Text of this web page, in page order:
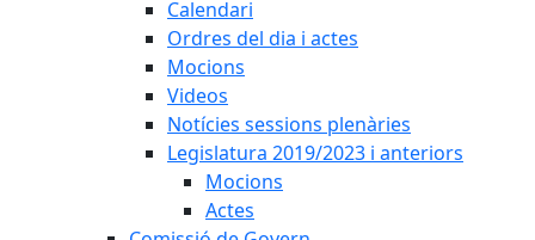
Calendari
Ordres del dia i actes
Mocions
Videos
Notícies sessions plenàries
Legislatura 2019/2023 i anteriors
Mocions
Actes